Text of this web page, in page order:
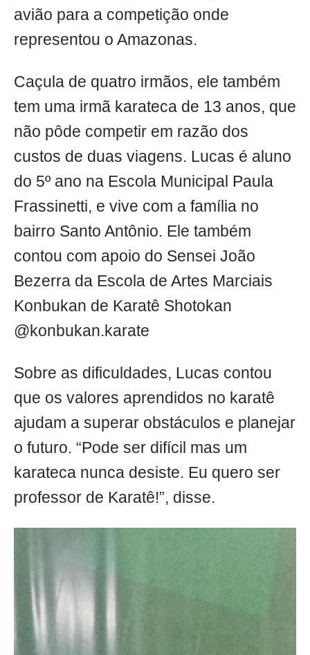
avião para a competição onde
representou o Amazonas.
Caçula de quatro irmãos, ele também
tem uma irmã karateca de 13 anos, que
não pôde competir em razão dos
custos de duas viagens. Lucas é aluno
do 5º ano na Escola Municipal Paula
Frassinetti, e vive com a família no
bairro Santo Antônio. Ele também
contou com apoio do Sensei João
Bezerra da Escola de Artes Marciais
Konbukan de Karatê Shotokan
@konbukan.karate
Sobre as dificuldades, Lucas contou
que os valores aprendidos no karatê
ajudam a superar obstáculos e planejar
o futuro. “Pode ser difícil mas um
karateca nunca desiste. Eu quero ser
professor de Karatê!”, disse.